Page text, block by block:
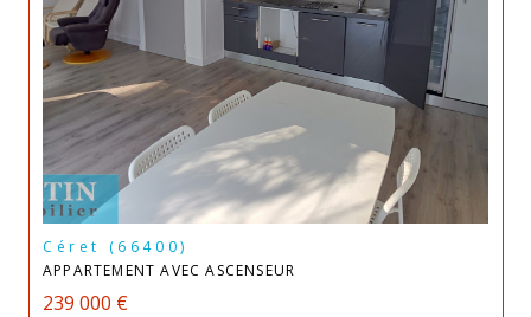
Céret (66400)
APPARTEMENT AVEC ASCENSEUR
239 000 €